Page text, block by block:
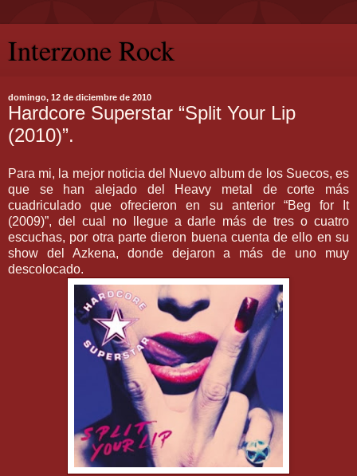
Interzone Rock
domingo, 12 de diciembre de 2010
Hardcore Superstar “Split Your Lip
(2010)”.
Para mi, la mejor noticia del Nuevo album de los Suecos, es
que se han alejado del Heavy metal de corte más
cuadriculado que ofrecieron en su anterior “Beg for It
(2009)”, del cual no llegue a darle más de tres o cuatro
escuchas, por otra parte dieron buena cuenta de ello en su
show del Azkena, donde dejaron a más de uno muy
descolocado.